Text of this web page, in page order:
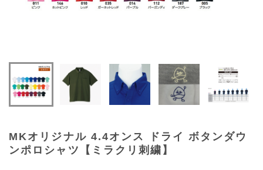
MKオリジナル 4.4オンス ドライ ボタンダウ
ンポロシャツ【ミラクリ刺繍】